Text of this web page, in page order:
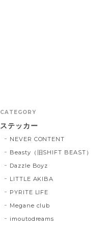
CATEGORY
ステッカー
NEVER CONTENT
Beasty（旧SHIFT BEAST）
Dazzle Boyz
LITTLE AKIBA
PYRITE LIFE
Megane club
imoutodreams